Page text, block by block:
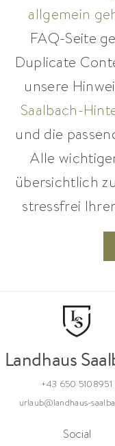
allgemein
FAQ-Seite
Duplicate
unsere
Saalbach-
und die
Alle
übersichtlich
stressfrei
Landhaus
+43 650 5108951
urlaub@landhaus-
Social